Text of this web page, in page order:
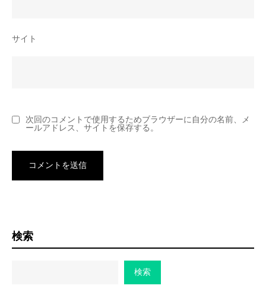
サイト
次回のコメントで使用するためブラウザーに自分の名前、メ
ールアドレス、サイトを保存する。
検索
検索